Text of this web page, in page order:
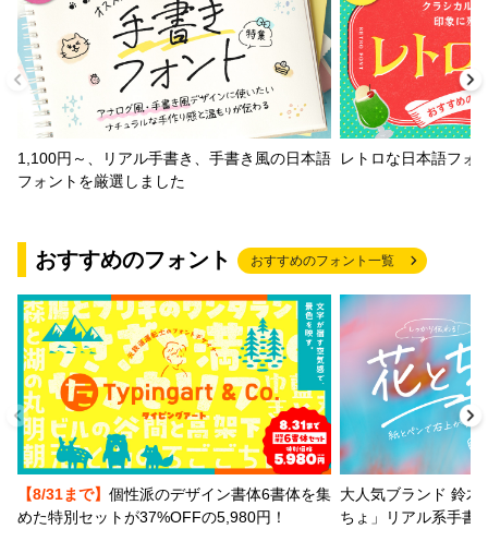
1,100円～、リアル手書き、手書き風の日本語
フォントを厳選しました
レトロな日本語フォ
おすすめのフォント おすすめのフォント一覧
【8/31まで】 個性派のデザイン書体6書体を集
めた特別セットが37%OFFの5,980円！
大人気ブランド 鈴木
ちょ」リアル系手書